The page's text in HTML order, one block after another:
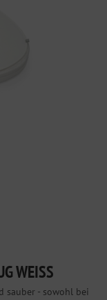
WEISS
sauber - sowohl bei